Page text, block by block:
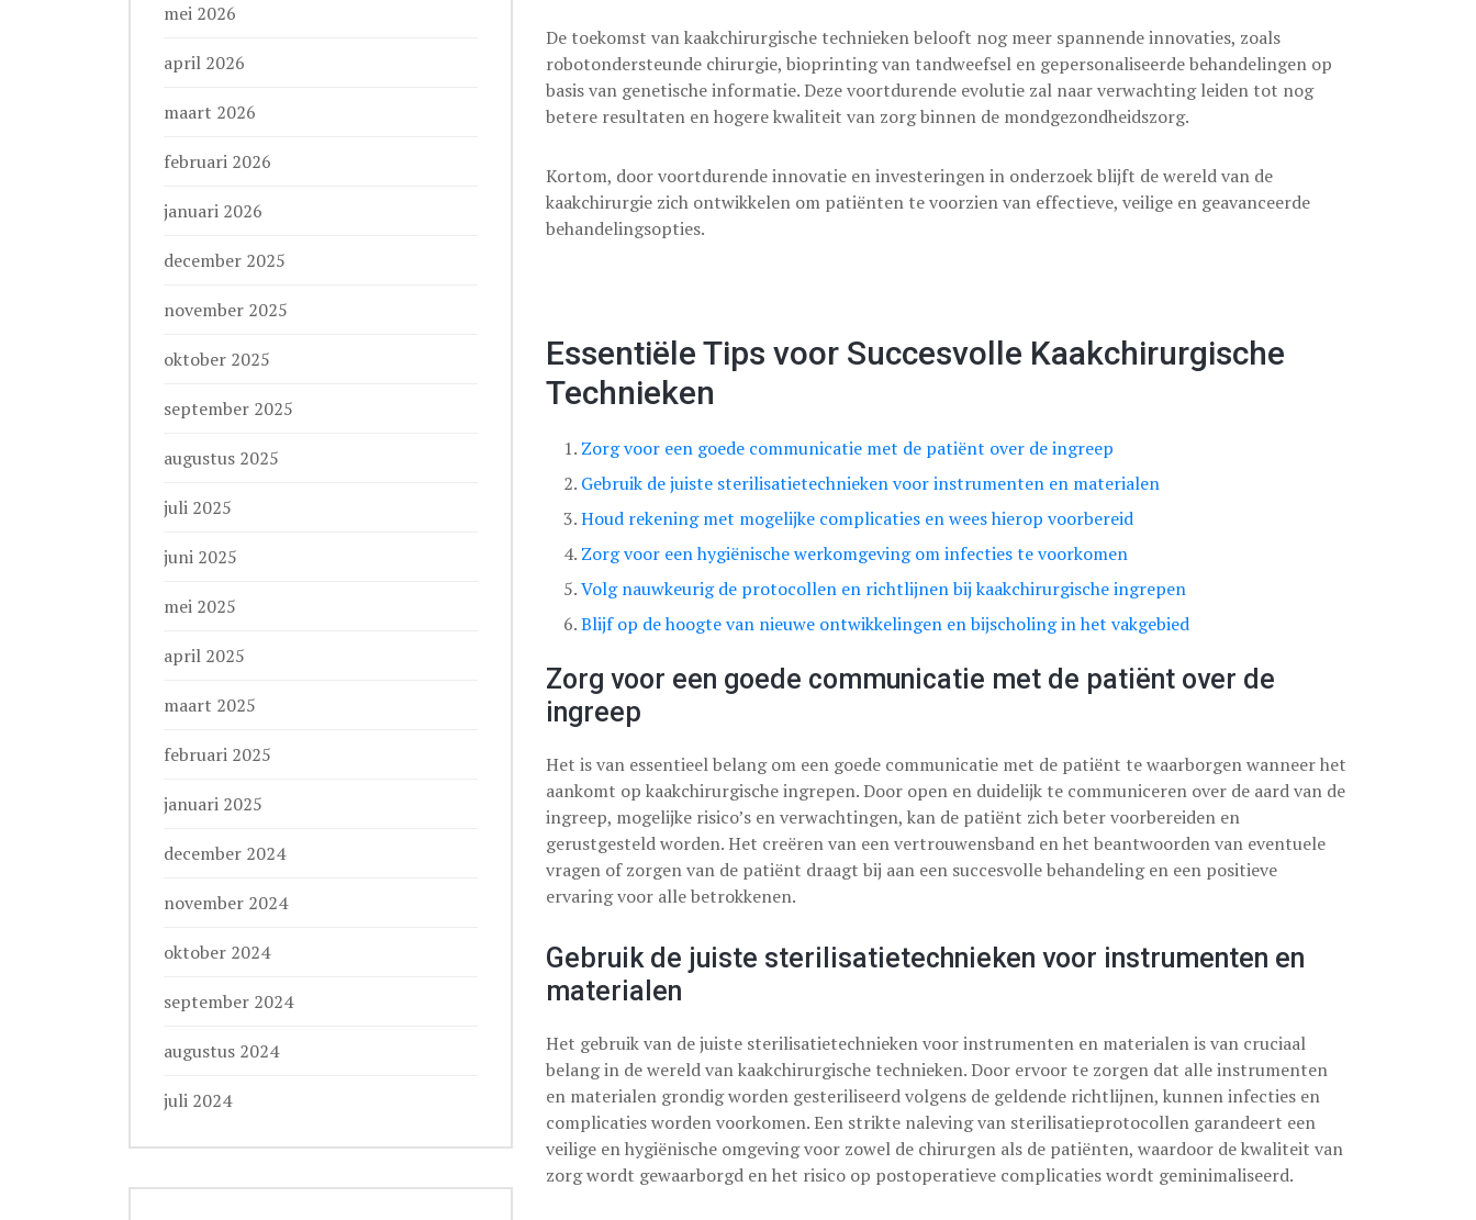
De toekomst van kaakchirurgische technieken belooft nog meer spannende innovaties, zoals
robotondersteunde chirurgie, bioprinting van tandweefsel en gepersonaliseerde behandelingen op
basis van genetische informatie. Deze voortdurende evolutie zal naar verwachting leiden tot nog
betere resultaten en hogere kwaliteit van zorg binnen de mondgezondheidszorg.
Kortom, door voortdurende innovatie en investeringen in onderzoek blijft de wereld van de
kaakchirurgie zich ontwikkelen om patiënten te voorzien van effectieve, veilige en geavanceerde
behandelingsopties.
Essentiële Tips voor Succesvolle Kaakchirurgische
Technieken
Zorg voor een goede communicatie met de patiënt over de ingreep
Gebruik de juiste sterilisatietechnieken voor instrumenten en materialen
Houd rekening met mogelijke complicaties en wees hierop voorbereid
Zorg voor een hygiënische werkomgeving om infecties te voorkomen
Volg nauwkeurig de protocollen en richtlijnen bij kaakchirurgische ingrepen
Blijf op de hoogte van nieuwe ontwikkelingen en bijscholing in het vakgebied
Zorg voor een goede communicatie met de patiënt over de
ingreep
Het is van essentieel belang om een goede communicatie met de patiënt te waarborgen wanneer het
aankomt op kaakchirurgische ingrepen. Door open en duidelijk te communiceren over de aard van de
ingreep, mogelijke risico’s en verwachtingen, kan de patiënt zich beter voorbereiden en
gerustgesteld worden. Het creëren van een vertrouwensband en het beantwoorden van eventuele
vragen of zorgen van de patiënt draagt bij aan een succesvolle behandeling en een positieve
ervaring voor alle betrokkenen.
Gebruik de juiste sterilisatietechnieken voor instrumenten en
materialen
Het gebruik van de juiste sterilisatietechnieken voor instrumenten en materialen is van cruciaal
belang in de wereld van kaakchirurgische technieken. Door ervoor te zorgen dat alle instrumenten
en materialen grondig worden gesteriliseerd volgens de geldende richtlijnen, kunnen infecties en
complicaties worden voorkomen. Een strikte naleving van sterilisatieprotocollen garandeert een
veilige en hygiënische omgeving voor zowel de chirurgen als de patiënten, waardoor de kwaliteit van
zorg wordt gewaarborgd en het risico op postoperatieve complicaties wordt geminimaliseerd.
mei 2026
april 2026
maart 2026
februari 2026
januari 2026
december 2025
november 2025
oktober 2025
september 2025
augustus 2025
juli 2025
juni 2025
mei 2025
april 2025
maart 2025
februari 2025
januari 2025
december 2024
november 2024
oktober 2024
september 2024
augustus 2024
juli 2024